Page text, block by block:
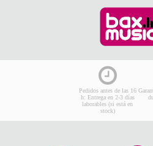
Pedidos antes de las 16
h: Entrega en 2-3 días
laborables (si está en
stock)